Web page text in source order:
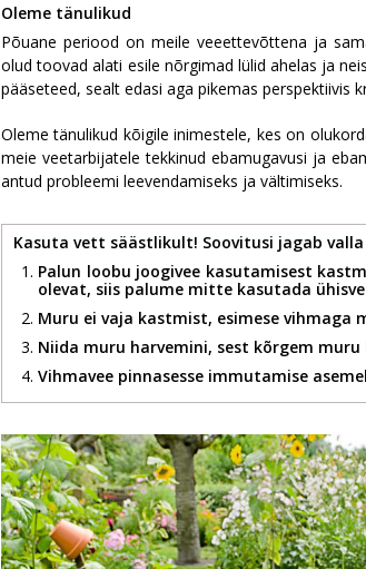
Oleme tänulikud
Põuane periood on meile veeettevõttena ja
olud toovad alati esile nõrgimad lülid ahelas ja
pääseteed, sealt edasi aga pikemas perspektiivis
Oleme tänulikud kõigile inimestele, kes on
meie veetarbijatele tekkinud ebamugavusi ja
antud probleemi leevendamiseks ja vältimiseks.
Kasuta vett säästlikult! Soovitusi jagab
Palun loobu joogivee kasutamisest
olevat, siis palume mitte kasutada
Muru ei vaja kastmist, esimese vihmaga
Niida muru harvemini, sest kõrgem
Vihmavee pinnasesse immutamise